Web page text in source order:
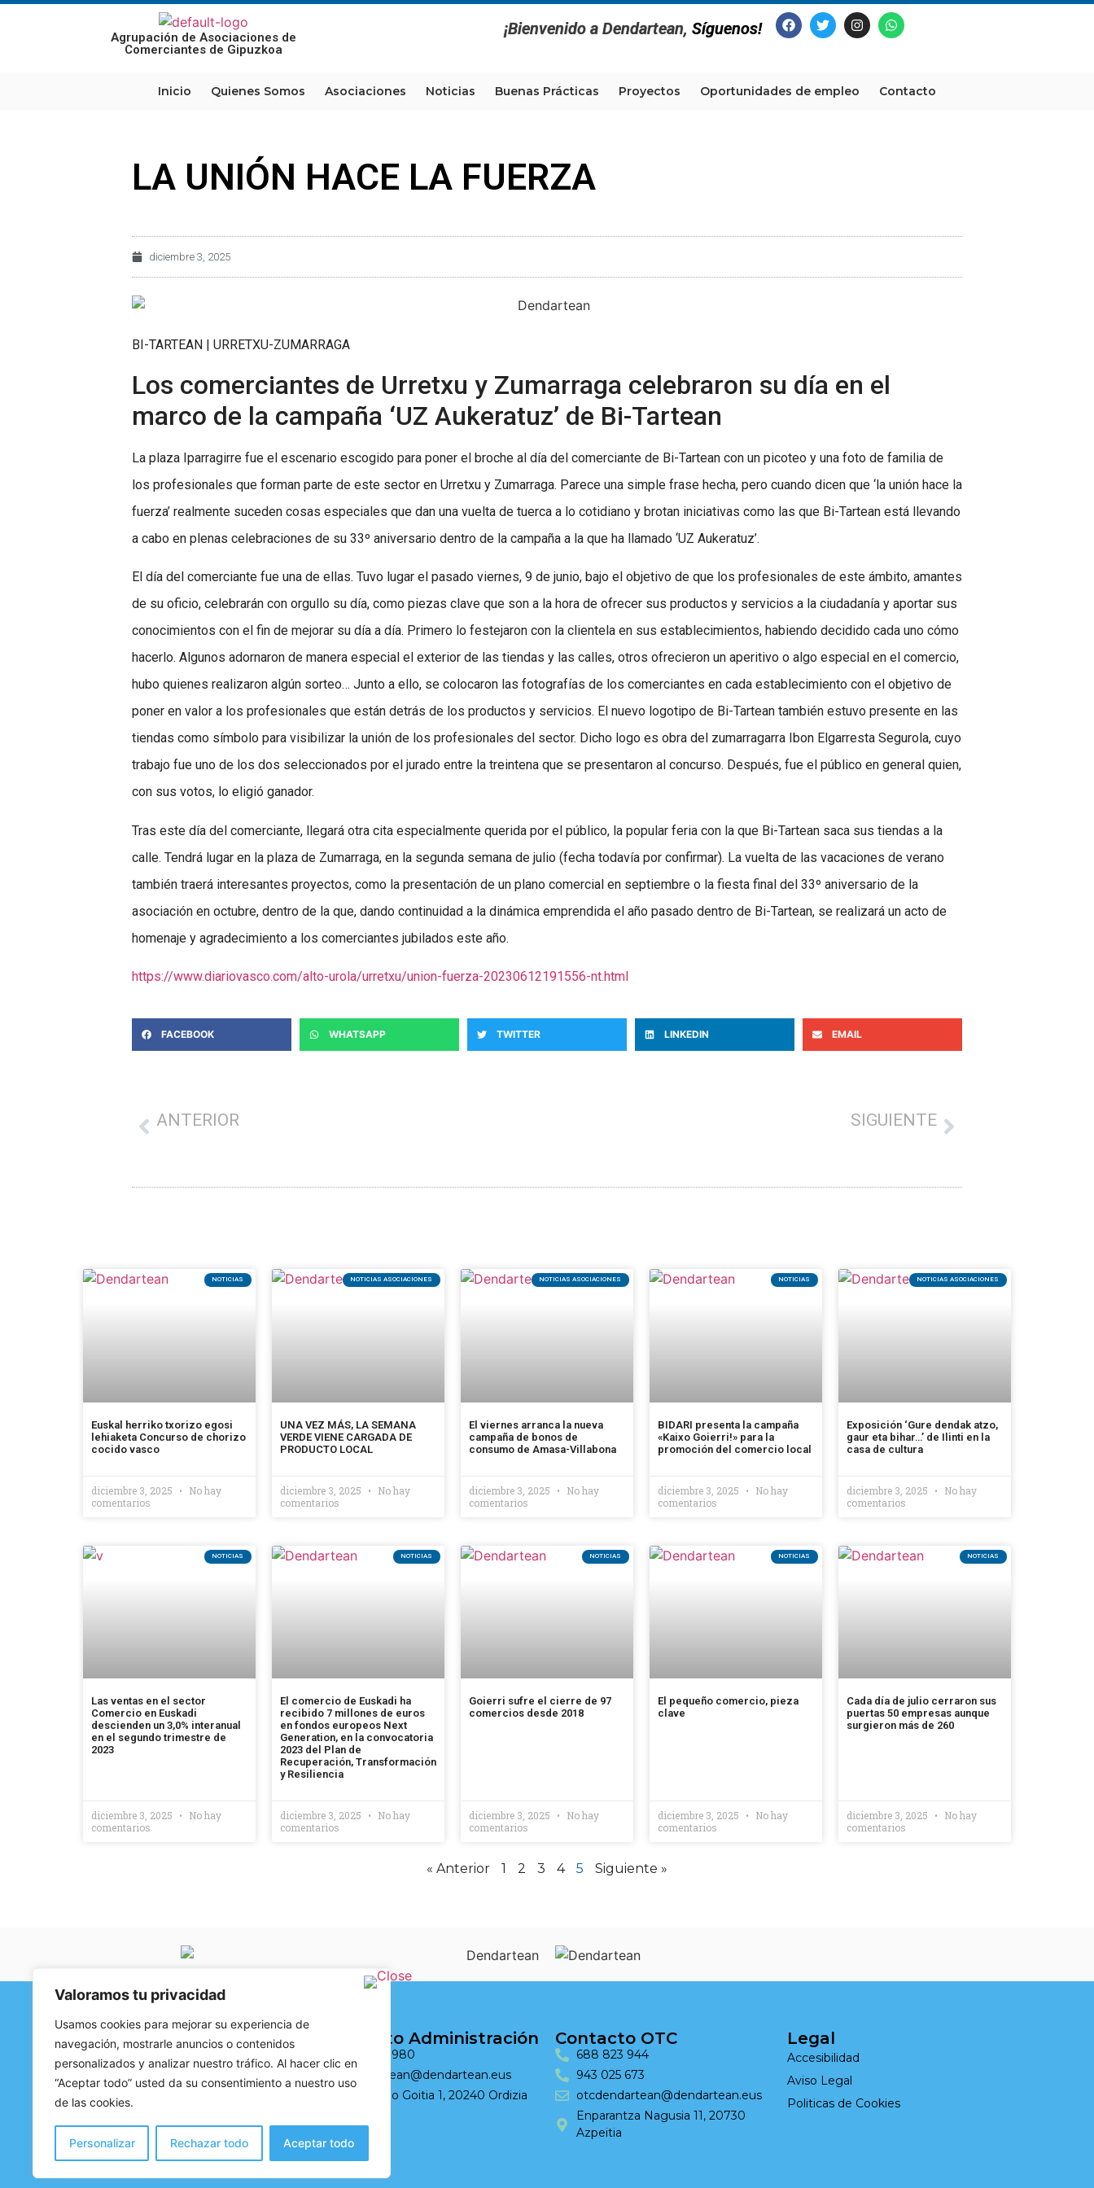
Valoramos tu privacidad
Usamos cookies para mejorar su experiencia de
navegación, mostrarle anuncios o contenidos
personalizados y analizar nuestro tráfico. Al hacer clic en
“Aceptar todo” usted da su consentimiento a nuestro uso
de las cookies.
Personalizar Rechazar todo Aceptar todo
Agrupación de Asociaciones de
Comerciantes de Gipuzkoa
¡Bienvenido a Dendartean, Síguenos!
Inicio Quienes Somos Asociaciones Noticias Buenas Prácticas Proyectos Oportunidades de empleo Contacto
LA UNIÓN HACE LA FUERZA
diciembre 3, 2025
BI-TARTEAN | URRETXU-ZUMARRAGA
Los comerciantes de Urretxu y Zumarraga celebraron su día en el
marco de la campaña ‘UZ Aukeratuz’ de Bi-Tartean
La plaza Iparragirre fue el escenario escogido para poner el broche al día del comerciante de Bi-Tartean con un picoteo y una foto de familia de
los profesionales que forman parte de este sector en Urretxu y Zumarraga. Parece una simple frase hecha, pero cuando dicen que ‘la unión hace la
fuerza’ realmente suceden cosas especiales que dan una vuelta de tuerca a lo cotidiano y brotan iniciativas como las que Bi-Tartean está llevando
a cabo en plenas celebraciones de su 33º aniversario dentro de la campaña a la que ha llamado ‘UZ Aukeratuz’.
El día del comerciante fue una de ellas. Tuvo lugar el pasado viernes, 9 de junio, bajo el objetivo de que los profesionales de este ámbito, amantes
de su oficio, celebrarán con orgullo su día, como piezas clave que son a la hora de ofrecer sus productos y servicios a la ciudadanía y aportar sus
conocimientos con el fin de mejorar su día a día. Primero lo festejaron con la clientela en sus establecimientos, habiendo decidido cada uno cómo
hacerlo. Algunos adornaron de manera especial el exterior de las tiendas y las calles, otros ofrecieron un aperitivo o algo especial en el comercio,
hubo quienes realizaron algún sorteo… Junto a ello, se colocaron las fotografías de los comerciantes en cada establecimiento con el objetivo de
poner en valor a los profesionales que están detrás de los productos y servicios. El nuevo logotipo de Bi-Tartean también estuvo presente en las
tiendas como símbolo para visibilizar la unión de los profesionales del sector. Dicho logo es obra del zumarragarra Ibon Elgarresta Segurola, cuyo
trabajo fue uno de los dos seleccionados por el jurado entre la treintena que se presentaron al concurso. Después, fue el público en general quien,
con sus votos, lo eligió ganador.
Tras este día del comerciante, llegará otra cita especialmente querida por el público, la popular feria con la que Bi-Tartean saca sus tiendas a la
calle. Tendrá lugar en la plaza de Zumarraga, en la segunda semana de julio (fecha todavía por confirmar). La vuelta de las vacaciones de verano
también traerá interesantes proyectos, como la presentación de un plano comercial en septiembre o la fiesta final del 33º aniversario de la
asociación en octubre, dentro de la que, dando continuidad a la dinámica emprendida el año pasado dentro de Bi-Tartean, se realizará un acto de
homenaje y agradecimiento a los comerciantes jubilados este año.
https://www.diariovasco.com/alto-urola/urretxu/union-fuerza-20230612191556-nt.html
FACEBOOK WHATSAPP TWITTER LINKEDIN EMAIL
ANTERIOR SIGUIENTE
NOTICIAS
Euskal herriko txorizo egosi
lehiaketa Concurso de chorizo
cocido vasco
diciembre 3, 2025
No hay
comentarios
NOTICIAS ASOCIACIONES
UNA VEZ MÁS, LA SEMANA
VERDE VIENE CARGADA DE
PRODUCTO LOCAL
diciembre 3, 2025
No hay
comentarios
NOTICIAS ASOCIACIONES
El viernes arranca la nueva
campaña de bonos de
consumo de Amasa-Villabona
diciembre 3, 2025
No hay
comentarios
NOTICIAS
BIDARI presenta la campaña
«Kaixo Goierri!» para la
promoción del comercio local
diciembre 3, 2025
No hay
comentarios
NOTICIAS ASOCIACIONES
Exposición ‘Gure dendak atzo,
gaur eta bihar…’ de Ilinti en la
casa de cultura
diciembre 3, 2025
No hay
comentarios
NOTICIAS
Las ventas en el sector
Comercio en Euskadi
descienden un 3,0% interanual
en el segundo trimestre de
2023
diciembre 3, 2025
No hay
comentarios
NOTICIAS
El comercio de Euskadi ha
recibido 7 millones de euros
en fondos europeos Next
Generation, en la convocatoria
2023 del Plan de
Recuperación, Transformación
y Resiliencia
diciembre 3, 2025
No hay
comentarios
NOTICIAS
Goierri sufre el cierre de 97
comercios desde 2018
diciembre 3, 2025
No hay
comentarios
NOTICIAS
El pequeño comercio, pieza
clave
diciembre 3, 2025
No hay
comentarios
NOTICIAS
Cada día de julio cerraron sus
puertas 50 empresas aunque
surgieron más de 260
diciembre 3, 2025
No hay
comentarios
« Anterior 1 2 3 4 5 Siguiente »
Contenido
Quienes Somos
Asociaciones integradas
Noticias Dendartean
Contacto
Contacto Administración
671 690 980
dendartean@dendartean.eus
Domingo Goitia 1, 20240 Ordizia
Contacto OTC
688 823 944
943 025 673
otcdendartean@dendartean.eus
Enparantza Nagusia 11, 20730
Azpeitia
Legal
Accesibilidad
Aviso Legal
Politicas de Cookies